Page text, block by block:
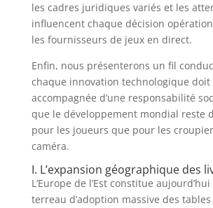
les cadres juridiques variés et les
influencent chaque décision
les fournisseurs de jeux en direct.
Enfin, nous présenterons un fil
chaque innovation technologique doit
accompagnée d’une responsabilité
que le développement mondial reste
pour les joueurs que pour les
caméra.
I. L’expansion géographique des
L’Europe de l’Est constitue
terreau d’adoption massive des